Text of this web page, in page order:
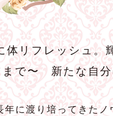
体リフレッシュ。
まで〜 新たな自分
に渡り培ってきたノ